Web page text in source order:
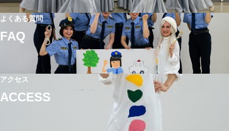
よくある質問
FAQ
アクセス
ACCESS